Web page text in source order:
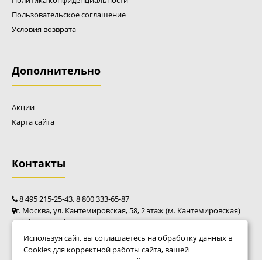
Пользовательское соглашение
Условия возврата
Дополнительно
Акции
Карта сайта
Контакты
8 495 215-25-43, 8 800 333-65-87
г. Москва, ул. Кантемировская, 58, 2 этаж (м. Кантемировская)
info@caim-shop.ru
пн - пт: 10:00 - 20:00
сб - вс: 10:00 - 18:00
Используя сайт, вы соглашаетесь на обработку данных в
Cookies для корректной работы сайта, вашей